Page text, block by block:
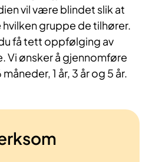
vil være blindet slik at
gruppe de tilhører.
få tett oppfølging av
Vi ønsker å gjennomføre
1 år, 3 år og 5 år.